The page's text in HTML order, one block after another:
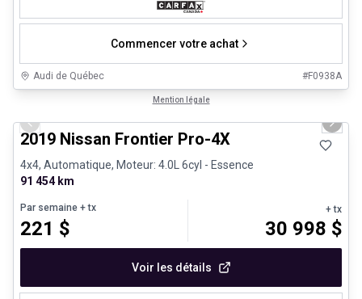
Commencer votre achat
Audi de Québec #F0938A
Mention légale
Véhicules d'occasion certifiés
Previous slide Next
2019 Nissan Frontier Pro-4X
4x4, Automatique, Moteur: 4.0L 6cyl - Essence
91 454 km
Par semaine + tx
221 $
+ tx
30 998 $
Voir les détails